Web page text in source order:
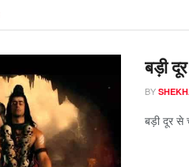
बड़ी
BY
बड़ी दूर से